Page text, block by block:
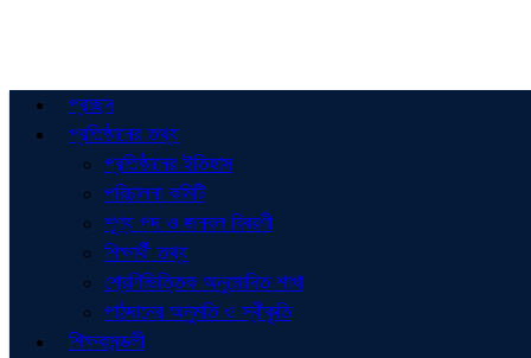
প্রচ্ছদ
প্রতিষ্ঠানের তথ্য
প্রতিষ্ঠানের ইতিহাস
পরিচালনা কমিটি
শূণ্য পদ ও জনবল বিবরণী
শিক্ষার্থী তথ্য
শ্রেণিভিত্তিক অনুমোদিত শাখা
পাঠদানের অনুমতি ও স্বীকৃতি
শিক্ষকমন্ডলী